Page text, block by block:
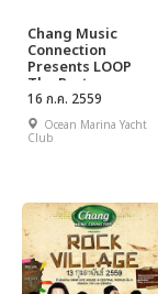
Chang Music
Connection
Presents LOOP
The Party
16 ก.ค. 2559
Ocean Marina Yacht
Club